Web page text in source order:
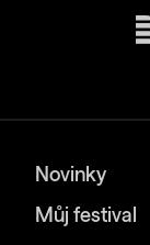
Novinky
Můj festival